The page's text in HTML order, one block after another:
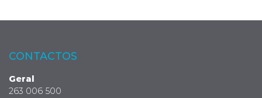
CONTACTOS
Geral
263 006 500